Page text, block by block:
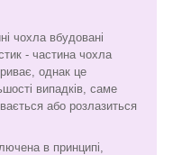
чохла вбудовані
- частина чохла
однак це
випадків, саме
або розлазиться
в принципі,